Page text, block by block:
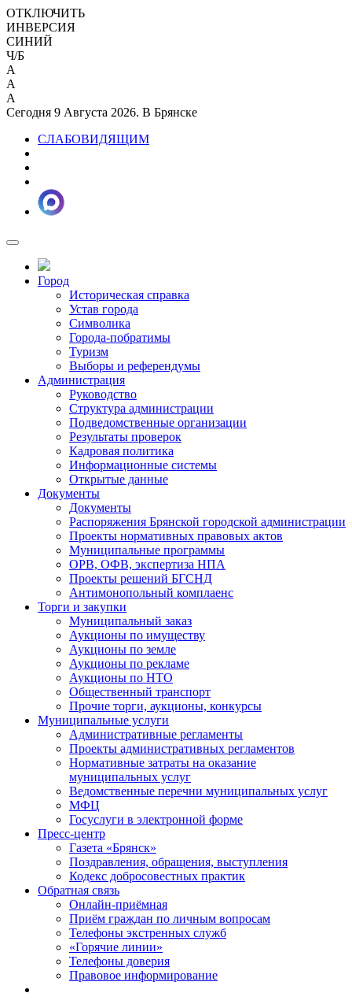
ОТКЛЮЧИТЬ
ИНВЕРСИЯ
СИНИЙ
Ч/Б
A
A
A
Сегодня 9 Августа 2026. В Брянске
СЛАБОВИДЯЩИМ
Город
Историческая справка
Устав города
Символика
Города-побратимы
Туризм
Выборы и референдумы
Администрация
Руководство
Структура администрации
Подведомственные организации
Результаты проверок
Кадровая политика
Информационные системы
Открытые данные
Документы
Документы
Распоряжения Брянской городской администрации
Проекты нормативных правовых актов
Муниципальные программы
ОРВ, ОФВ, экспертиза НПА
Проекты решений БГСНД
Антимонопольный комплаенс
Торги и закупки
Муниципальный заказ
Аукционы по имуществу
Аукционы по земле
Аукционы по рекламе
Аукционы по НТО
Общественный транспорт
Прочие торги, аукционы, конкурсы
Муниципальные услуги
Административные регламенты
Проекты административных регламентов
Нормативные затраты на оказание
муниципальных услуг
Ведомственные перечни муниципальных услуг
МФЦ
Госуслуги в электронной форме
Пресс-центр
Газета «Брянск»
Поздравления, обращения, выступления
Кодекс добросовестных практик
Обратная связь
Онлайн-приёмная
Приём граждан по личным вопросам
Телефоны экстренных служб
«Горячие линии»
Телефоны доверия
Правовое информирование